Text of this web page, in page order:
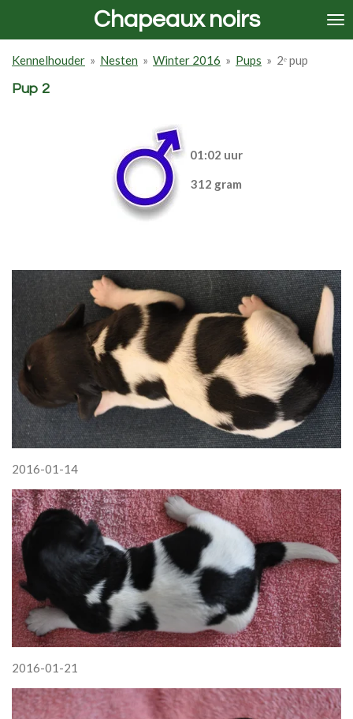
de
hoofdinhoud
Chapeaux noirs
Kennelhouder » Nesten » Winter 2016 » Pups » 2ᵉ pup
Pup 2
01:02 uur
312 gram
2016-01-14
2016-01-21